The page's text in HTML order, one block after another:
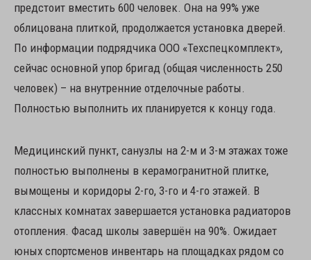
предстоит вместить 600 человек. Она на 99% уже
облицована плиткой, продолжается установка дверей.
По информации подрядчика ООО «Техспецкомплект»,
сейчас основной упор бригад (общая численность 250
человек) – на внутренние отделочные работы.
Полностью выполнить их планируется к концу года.
Медицинский пункт, санузлы на 2-м и 3-м этажах тоже
полностью выполнены в керамогранитной плитке,
вымощены и коридоры 2-го, 3-го и 4-го этажей. В
классных комнатах завершается установка радиаторов
отопления. Фасад школы завершён на 90%. Ожидает
юных спортсменов инвентарь на площадках рядом со